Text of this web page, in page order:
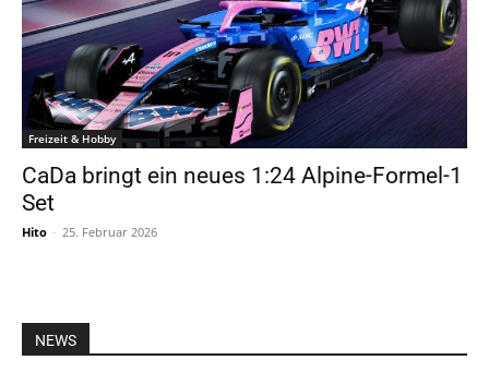
Freizeit & Hobby
CaDa bringt ein neues 1:24 Alpine-Formel-1
Set
Hito - 25. Februar 2026
NEWS